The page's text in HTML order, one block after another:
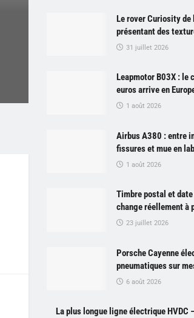
Le rover Curiosity de
présentant des
31 juillet 2026
Leapmotor B03X : le
euros arrive en
1 août 2026
Airbus A380 : entre
fissures et mue en
1 août 2026
Timbre postal et
change réellement à
23 juillet 2026
Porsche Cayenne
pneumatiques sur
6 août 2026
La plus longue ligne électrique HVDC